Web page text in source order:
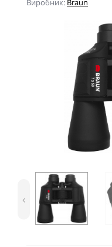
Виробник: Braun
‹